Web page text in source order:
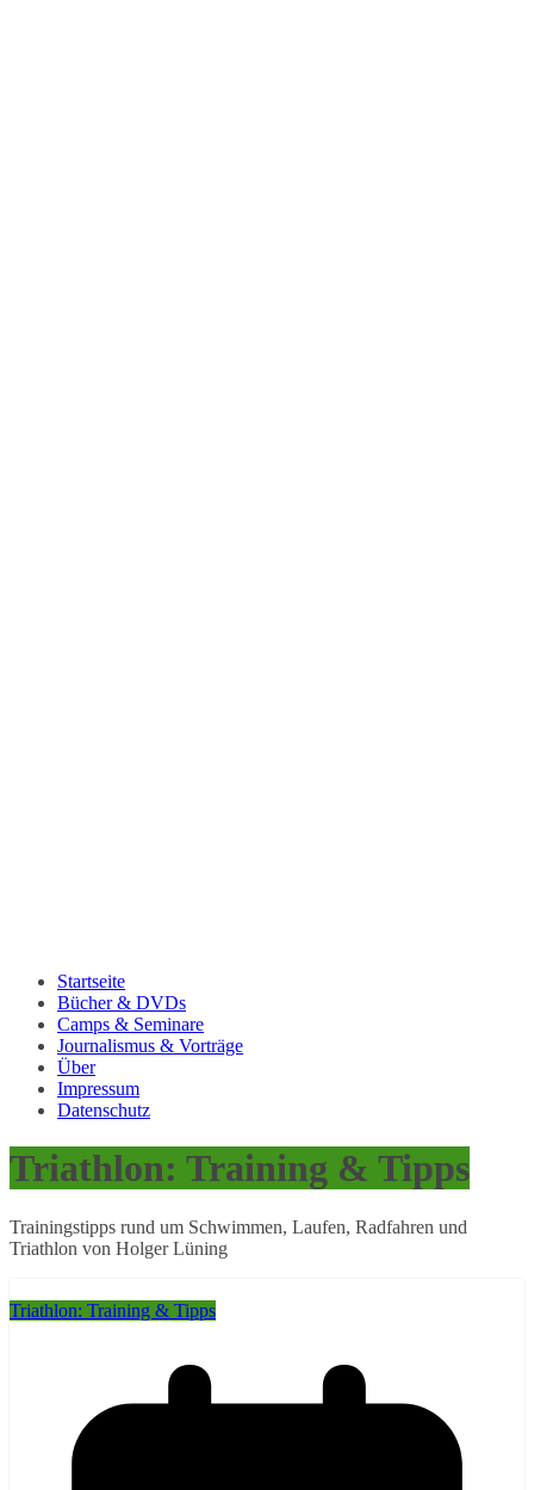
Startseite
Bücher & DVDs
Camps & Seminare
Journalismus & Vorträge
Über
Impressum
Datenschutz
Triathlon: Training & Tipps
Trainingstipps rund um Schwimmen, Laufen, Radfahren und
Triathlon von Holger Lüning
Triathlon: Training & Tipps